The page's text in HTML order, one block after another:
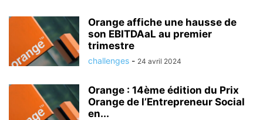
Orange affiche une hausse de
son EBITDAaL au premier
trimestre
challenges - 24 avril 2024
Orange : 14ème édition du Prix
Orange de l’Entrepreneur Social
en...